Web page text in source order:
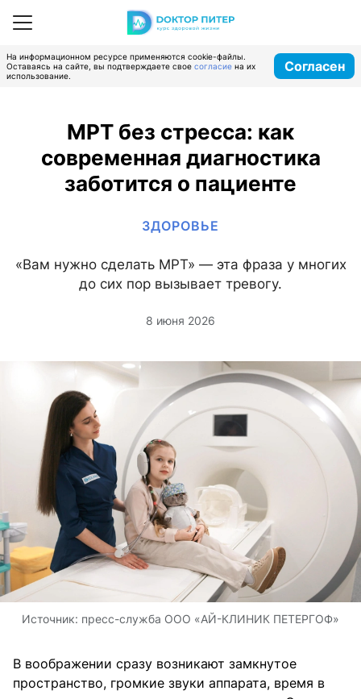
На информационном ресурсе применяются cookie-файлы.
Оставаясь на сайте, вы подтверждаете свое согласие на их
использование.
Согласен
МРТ без стресса: как
современная диагностика
заботится о пациенте
ЗДОРОВЬЕ
«Вам нужно сделать МРТ» — эта фраза у многих
до сих пор вызывает тревогу.
8 июня 2026
Источник: пресс-служба ООО «АЙ-КЛИНИК ПЕТЕРГОФ»
В воображении сразу возникают замкнутое
пространство, громкие звуки аппарата, время в